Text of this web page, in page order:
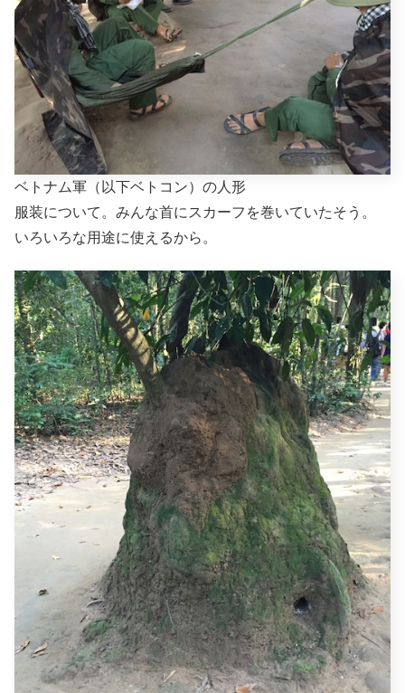
ベトナム軍（以下ベトコン）の人形
服装について。みんな首にスカーフを巻いていたそう。
いろいろな用途に使えるから。